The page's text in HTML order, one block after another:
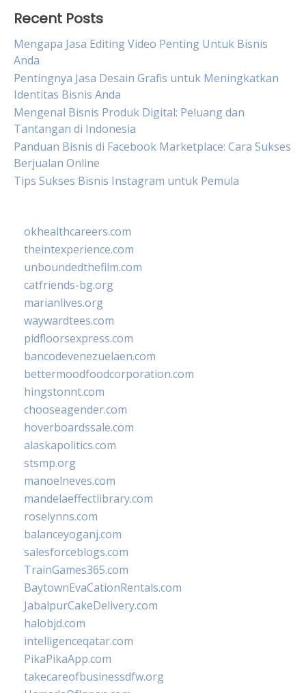
Recent Posts
Mengapa Jasa Editing Video Penting Untuk Bisnis
Anda
Pentingnya Jasa Desain Grafis untuk Meningkatkan
Identitas Bisnis Anda
Mengenal Bisnis Produk Digital: Peluang dan
Tantangan di Indonesia
Panduan Bisnis di Facebook Marketplace: Cara Sukses
Berjualan Online
Tips Sukses Bisnis Instagram untuk Pemula
okhealthcareers.com
theintexperience.com
unboundedthefilm.com
catfriends-bg.org
marianlives.org
waywardtees.com
pidfloorsexpress.com
bancodevenezuelaen.com
bettermoodfoodcorporation.com
hingstonnt.com
chooseagender.com
hoverboardssale.com
alaskapolitics.com
stsmp.org
manoelneves.com
mandelaeffectlibrary.com
roselynns.com
balanceyoganj.com
salesforceblogs.com
TrainGames365.com
BaytownEvaCationRentals.com
JabalpurCakeDelivery.com
halobjd.com
intelligenceqatar.com
PikaPikaApp.com
takecareofbusinessdfw.org